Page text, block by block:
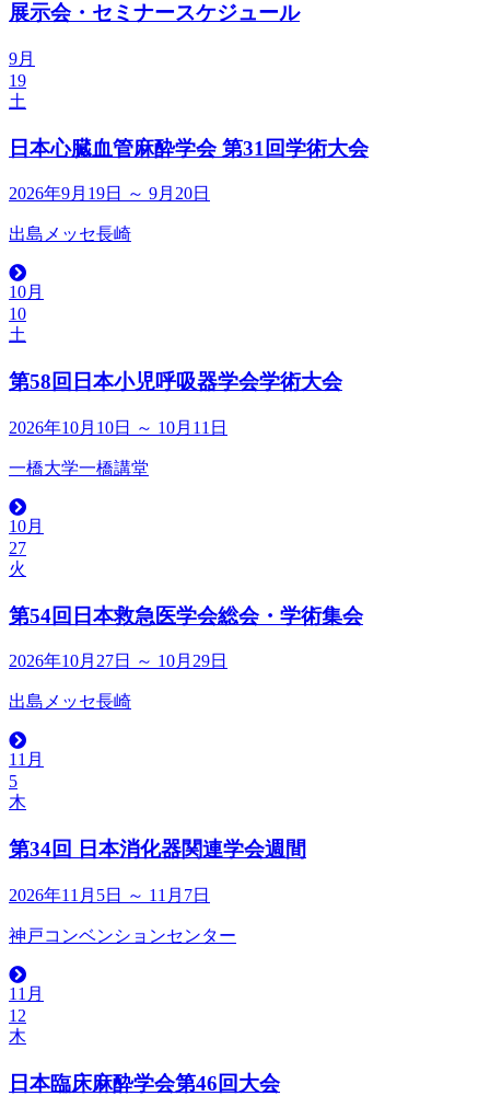
展示会・セミナースケジュール
9月
19
土
日本心臓血管麻酔学会 第31回学術大会
2026年9月19日 ～ 9月20日
出島メッセ長崎
10月
10
土
第58回日本小児呼吸器学会学術大会
2026年10月10日 ～ 10月11日
一橋大学一橋講堂
10月
27
火
第54回日本救急医学会総会・学術集会
2026年10月27日 ～ 10月29日
出島メッセ長崎
11月
5
木
第34回 日本消化器関連学会週間
2026年11月5日 ～ 11月7日
神戸コンベンションセンター
11月
12
木
日本臨床麻酔学会第46回大会